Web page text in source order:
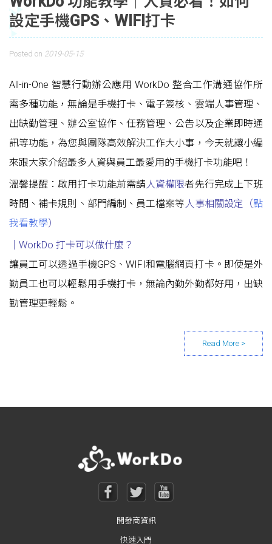
設定手機GPS、WIFI打卡
Posted on 2019-05-15
All-in-One 智慧行動辦公應用 WorkDo 整合工作溝通協作所
需多種功能，無論是手機打卡、電子簽核、雲端人事管理、
出缺勤管理、辦公室協作、任務管理、公告以及企業即時通
訊等功能，為您與團隊高效解決工作大小事，今天就讓小編
來跟大家介紹最多人資與員工最愛用的手機打卡功能吧！
溫馨提醒：啟用打卡功能前需請人資權限者先行完成上下班
時間、補卡規則、部門編制、員工檔案等 人事相關設定（點
我看教學）
｜WorkDo 打卡可以做什麼？
讓員工可以透過手機GPS、WIFI和電腦網頁打卡。即使是外
勤員工也可以輕鬆用手機打卡，無論內勤外勤都好用，出缺
勤管理更輕鬆。
Posts navigation
開發商資訊
快速入門